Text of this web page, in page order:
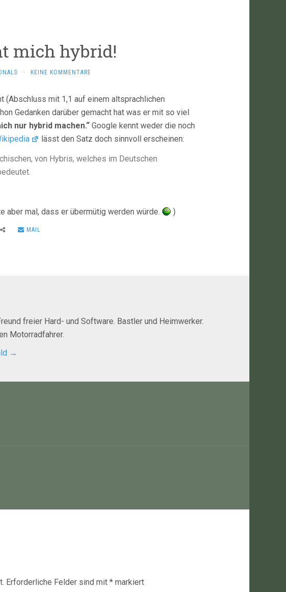
mich hybrid!
· KEINE KOMMENTARE
(Abschluss mit 1,1 auf einem altsprachlichen
Gedanken darüber gemacht hat was er mit so viel
nur hybrid machen.“ Google kennt weder die noch
lässt den Satz doch sinnvoll erscheinen:
von Hybris, welches im Deutschen
aber mal, dass er übermütig werden würde.
)
MAIL
freier Hard- und Software. Bastler und Heimwerker.
Motorradfahrer.
→
Erforderliche Felder sind mit * markiert